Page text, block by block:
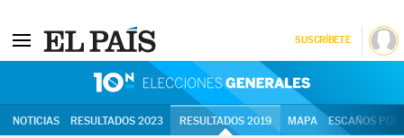
SUSCRÍBETE
NOTICIAS RESULTADOS 2023 RESULTADOS 2019 MAPA ESCAÑOS